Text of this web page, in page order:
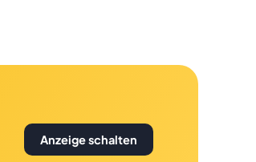
Anzeige schalten